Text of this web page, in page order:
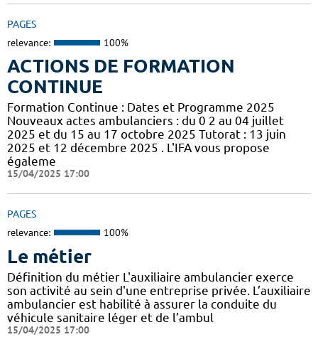
PAGES
relevance: 100%
ACTIONS DE FORMATION
CONTINUE
Formation Continue : Dates et Programme 2025
Nouveaux actes ambulanciers : du 0 2 au 04 juillet
2025 et du 15 au 17 octobre 2025 Tutorat : 13 juin
2025 et 12 décembre 2025 . L'IFA vous propose
égaleme
15/04/2025 17:00
PAGES
relevance: 100%
Le métier
Définition du métier L'auxiliaire ambulancier exerce
son activité au sein d'une entreprise privée. L’auxiliaire
ambulancier est habilité à assurer la conduite du
véhicule sanitaire léger et de l’ambul
15/04/2025 17:00